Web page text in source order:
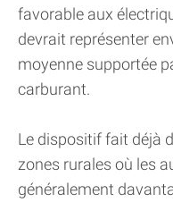
favorable aux
devrait représenter
moyenne supportée
carburant.
Le dispositif fait déjà
zones rurales où les
généralement